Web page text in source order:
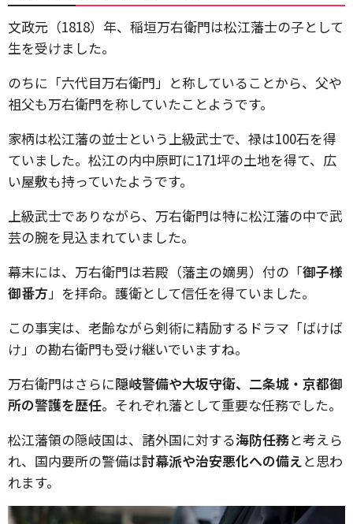
文政元（1818）年、稲垣万右衛門は松江藩士の子として
生を受けました。
のちに「六代目万右衛門」と称していることから、父や
祖父も万右衛門を称していたことようです。
家柄は松江藩の並士という上級武士で、禄は100石を得
ていました。松江の内中原町に171坪の土地を得て、広
い屋敷も持っていたようです。
上級武士でありながら、万右衛門は特に松江藩の中で武
芸の腕を見込まれていました。
幕末には、万右衛門は若殿（藩主の嫡男）付の「御子様
御番方」を拝命。護衛として信任を得ていました。
この事実は、老齢ながら剣術に精励するドラマ「ばけば
け」の勘右衛門も受け継いでいますね。
万右衛門はさらに隠岐警備や大坂守衛、二条城・京都御
所の警護を歴任。それぞれ藩として重要な任務でした。
松江藩領の隠岐国は、諸外国に対する海防任務と考えら
れ、国内要所の警備は討幕派や治安悪化への備えと思わ
れます。